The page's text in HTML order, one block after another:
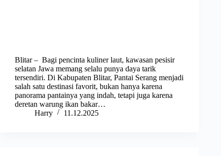
Blitar – Bagi pencinta kuliner laut, kawasan pesisir
selatan Jawa memang selalu punya daya tarik
tersendiri. Di Kabupaten Blitar, Pantai Serang menjadi
salah satu destinasi favorit, bukan hanya karena
panorama pantainya yang indah, tetapi juga karena
deretan warung ikan bakar…
Harry
11.12.2025